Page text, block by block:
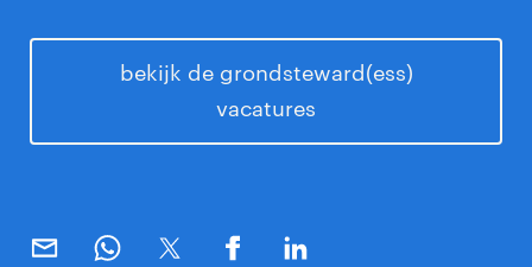
bekijk de grondsteward(ess)
vacatures